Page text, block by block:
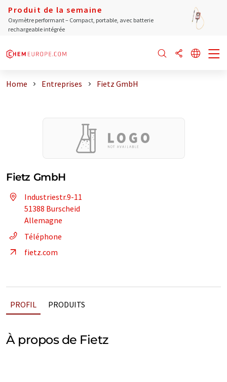
Produit de la semaine
Oxymètre performant – Compact, portable, avec batterie
rechargeable intégrée
Home Entreprises Fietz GmbH
Fietz GmbH
Industriestr.9-11
51388 Burscheid
Allemagne
Téléphone
fietz.com
PROFIL PRODUITS
À propos de Fietz